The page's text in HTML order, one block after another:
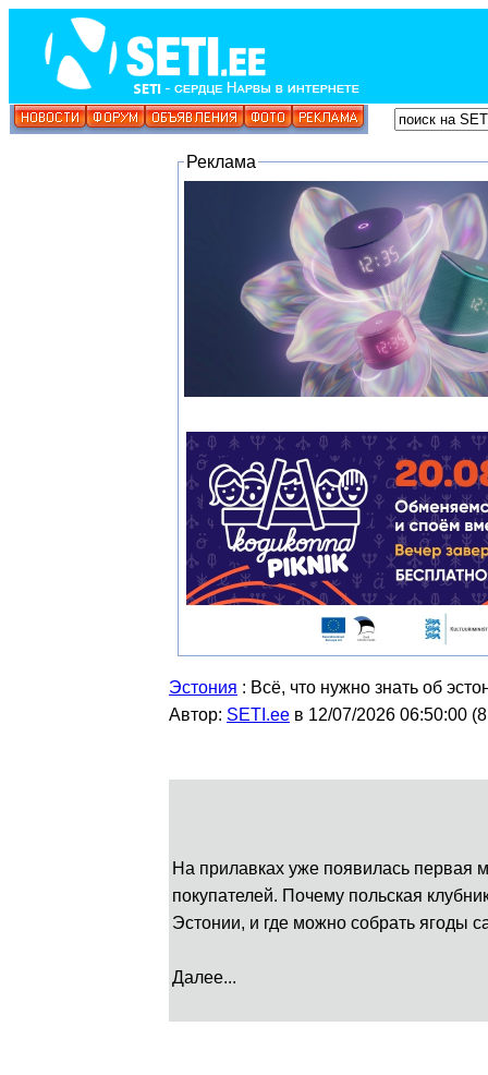
Реклама
Эстония : Всё, что нужно знать об
Автор: SETI.ee в 12/07/2026 06:50:00 (
На прилавках уже появилась первая
покупателей. Почему польская
Эстонии, и где можно собрать ягоды
Далее...